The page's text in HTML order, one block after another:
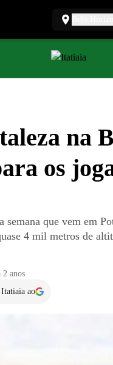
na
os
semana que vem em
4 mil metros de
2 anos
ao